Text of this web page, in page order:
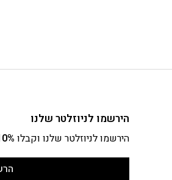
הירשמו לניוזלטר שלנו
הירשמו לניוזלטר שלנו וקבלו 10%